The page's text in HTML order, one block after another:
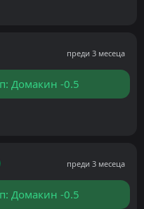
преди 3 месеца
Домакин -0.5
преди 3 месеца
Домакин -0.5